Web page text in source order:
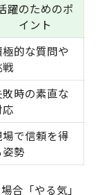
躍のためのポ
イント
的な質問や
敗時の素直な
応
場で信頼を得
姿勢
合「やる気」